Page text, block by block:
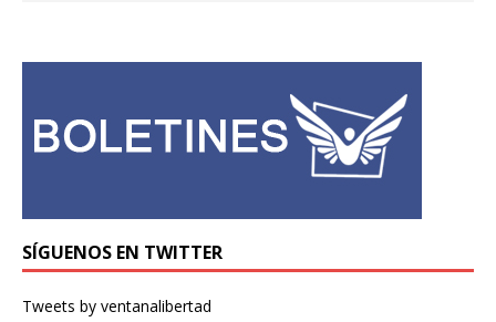
SÍGUENOS EN TWITTER
Tweets by ventanalibertad